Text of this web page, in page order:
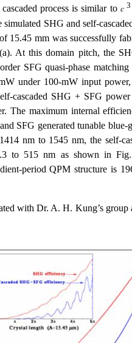
process is similar to c 3
simulated SHG and self-
15.45mm was successfully
At this domain pitch, the
SFG quasi-phase
under 100-mW input
cascaded SHG + SFG
The maximum internal
SFG generated tunable
nm to 1545 nm, the self-
to 515 nm as shown in
period QPM structure is
with Dr. A. H. Kung’s